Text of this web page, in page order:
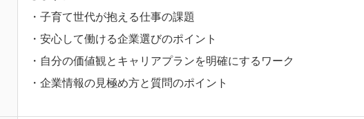
・子育て世代が抱える仕事の課題
・安心して働ける企業選びのポイント
・自分の価値観とキャリアプランを明確にするワーク
・企業情報の見極め方と質問のポイント